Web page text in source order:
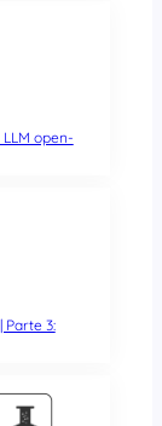
open-
Parte 3: